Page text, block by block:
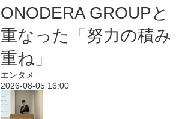
ONODERA GROUPと
重なった「努力の積み
重ね」
エンタメ
2026-08-05 16:00